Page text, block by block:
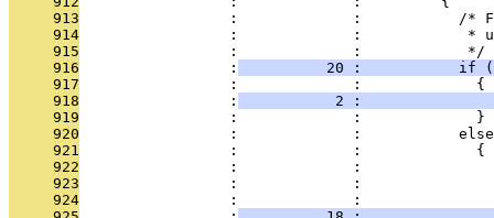
     913
:             :           /*
     914
:             :            *
     915
                 :             :            */
     916
                 :
20 :           if
     917
                 :             :             {
     918
                 :
2 :
     919
                 :             :             }
     920
                 :             :           else
     921
                 :             :             {
     922
:             :
     923
:             :
     924
:             :